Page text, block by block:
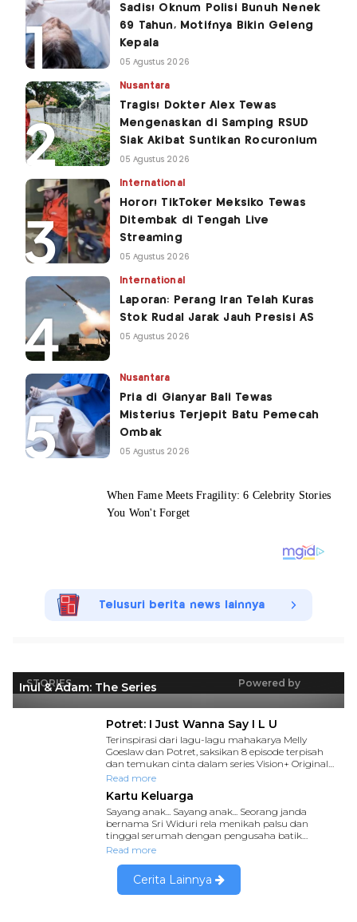
Sadis! Oknum Polisi Bunuh Nenek
69 Tahun, Motifnya Bikin Geleng
Kepala
05 Agustus 2026
Nusantara
Tragis! Dokter Alex Tewas
Mengenaskan di Samping RSUD
Siak Akibat Suntikan Rocuronium
05 Agustus 2026
International
Horor! TikToker Meksiko Tewas
Ditembak di Tengah Live
Streaming
05 Agustus 2026
International
Laporan: Perang Iran Telah Kuras
Stok Rudal Jarak Jauh Presisi AS
05 Agustus 2026
Nusantara
Pria di Gianyar Bali Tewas
Misterius Terjepit Batu Pemecah
Ombak
05 Agustus 2026
Telusuri berita news lainnya